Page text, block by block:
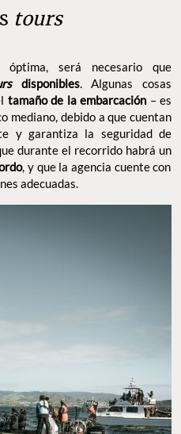
tours
será necesario que
disponibles. Algunas cosas
tamaño de la embarcación – es
mediano, debido a que cuentan
y garantiza la seguridad de
durante el recorrido habrá un
, y que la agencia cuente con
adecuadas.